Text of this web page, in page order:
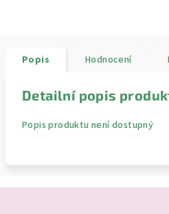
Popis Hodnocení
Detailní popis
Popis produktu není dostupný